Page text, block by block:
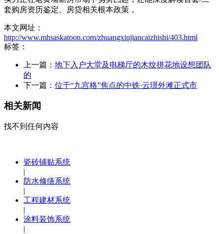
套购房资历鉴定、房贷相关根本政策，
本文网址：
http://www.mhsaskatoon.com/zhuangxiujiancaizhishi/403.html
标签：
上一篇： 地下入户大堂及电梯厅的木纹拼花地设想团队
的
下一篇： 位于“九宫格”焦点的中铁·云璟外滩正式市
相关新闻
找不到任何内容
瓷砖铺贴系统
|
防水修缮系统
|
工程建材系统
|
涂料装饰系统
|